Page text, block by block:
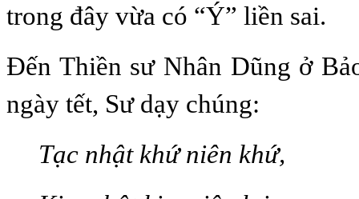
trong đây vừa có “Ý” liền sai.
Đến Thiền sư Nhân Dũng ở
ngày tết, Sư dạy chúng:
Tạc nhật khứ niên khứ,